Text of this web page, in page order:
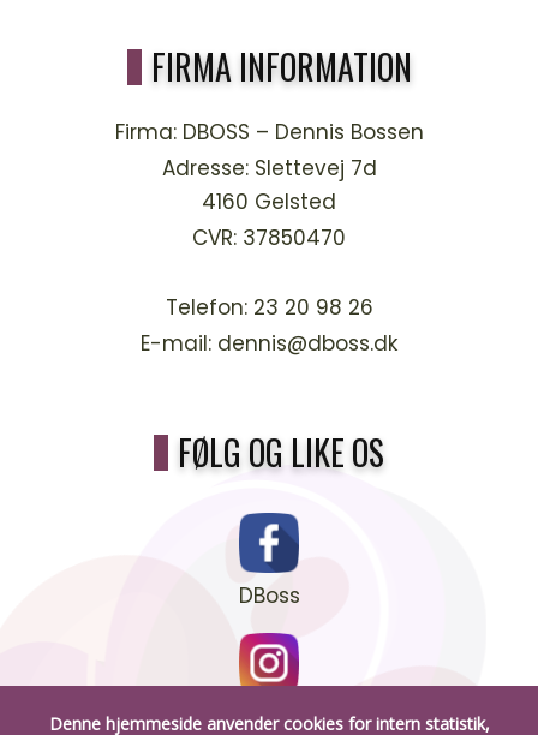
FIRMA INFORMATION
Firma:DBOSS – Dennis Bossen
Adresse:Slettevej 7d
4160 Gelsted
CVR: 37850470
Telefon: 23 20 98 26
E-mail: dennis@dboss.dk
FØLG OG LIKE OS
DBoss
DBoss.dk
Denne hjemmeside anvender cookies for intern statistik,